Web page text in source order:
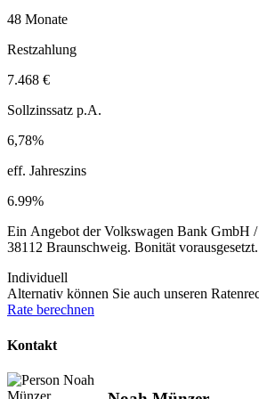
48 Monate
Restzahlung
7.468 €
Sollzinssatz p.A.
6,78%
eff. Jahreszins
6.99%
Ein Angebot der Volkswagen Bank GmbH
38112 Braunschweig. Bonität vorausgesetzt.
Individuell
Alternativ können Sie auch unseren
Rate berechnen
Kontakt